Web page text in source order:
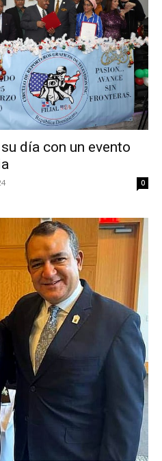
día con un evento
0